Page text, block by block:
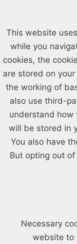
This website
while you
cookies, the
are stored on
the working of
also use third-
understand how
will be stored in
You also have
But opting out
Necessary
website to